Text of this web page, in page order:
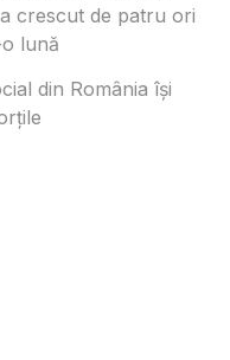
crescut de patru ori
lună
din România își